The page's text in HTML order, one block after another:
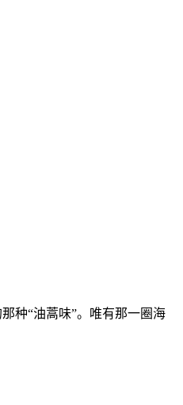
种“油蒿味”。唯有那一圈海